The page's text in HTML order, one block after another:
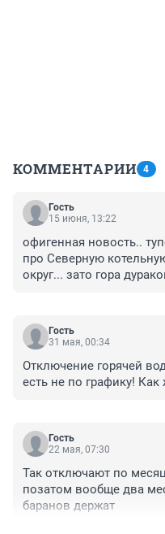
КОММЕНТАРИИ 4
Гость
15 июня, 13:22
офигенная новость..
про Северную
округ... зато гора
Гость
31 мая, 00:34
Отключение горячей
есть не по графику! Как
Гость
22 мая, 07:30
Так отключают по
позатом вообще два
баранов держат